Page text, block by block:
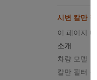
시변 칼만
이 페이지 내
소개
차량 모델
칼만 필터